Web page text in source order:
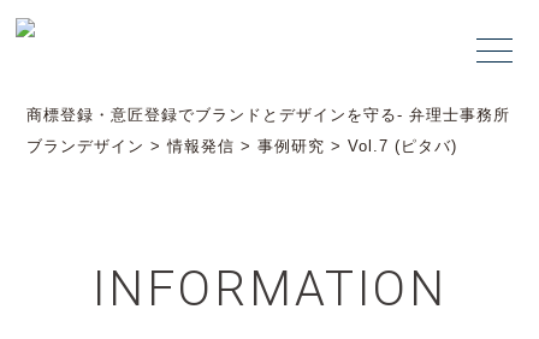
商標登録・意匠登録でブランドとデザインを守る- 弁理士事務所
ブランデザイン >情報発信 >事例研究 >Vol.7 (ピタバ)
INFORMATION